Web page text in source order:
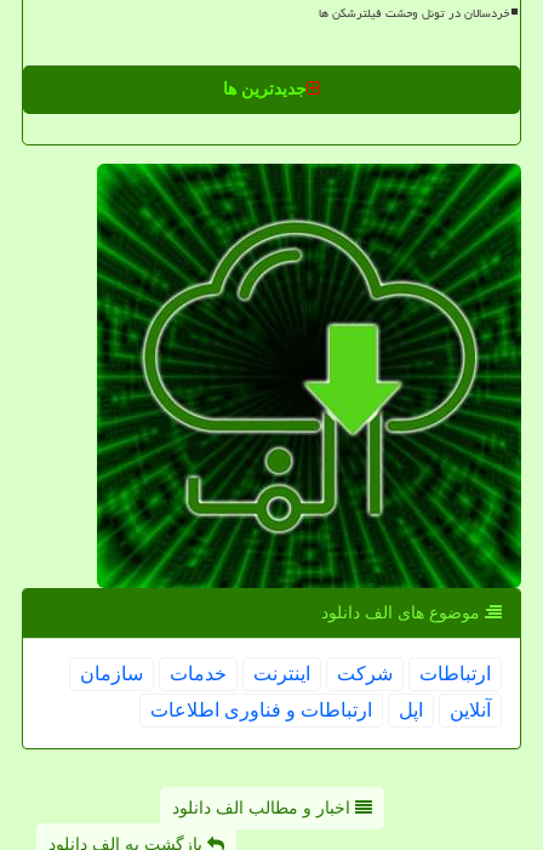
خردسالان در تونل وحشت فیلترشکن ها
جدیدترین ها
موضوع های الف دانلود
ارتباطات شركت اینترنت خدمات
سازمان
آنلاین
اپل ارتباطات و فناوری اطلاعات
اخبار و مطالب الف دانلود
بازگشت به الف دانلود